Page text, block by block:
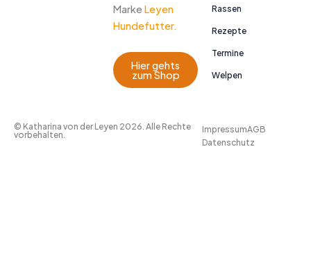
Marke Leyen
Hundefutter.
Hier gehts
zum Shop
Rassen
Rezepte
Termine
Welpen
© Katharina von der Leyen 2026. Alle Rechte
vorbehalten.
ImpressumAGB
Datenschutz